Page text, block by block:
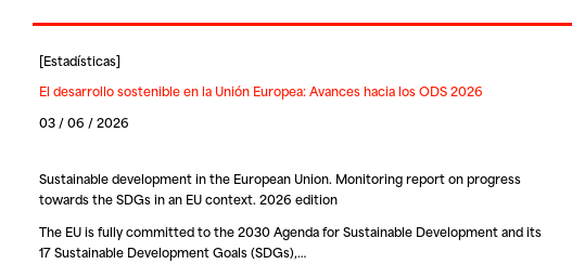
[Estadísticas]
El desarrollo sostenible en la Unión Europea: Avances hacia los ODS 2026
03 / 06 / 2026
Sustainable development in the European Union. Monitoring report on progress
towards the SDGs in an EU context. 2026 edition
The EU is fully committed to the 2030 Agenda for Sustainable Development and its
17 Sustainable Development Goals (SDGs),…